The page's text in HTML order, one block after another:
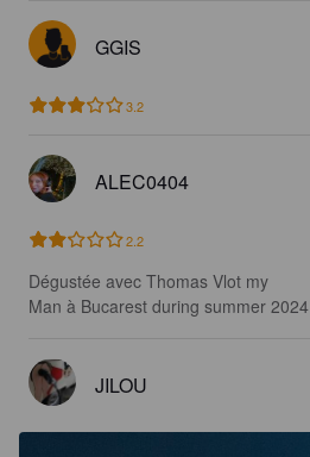
GGIS
3.2
ALEC0404
2.2
Dégustée avec Thomas Vlot my
Man à Bucarest during summer 2024
JILOU